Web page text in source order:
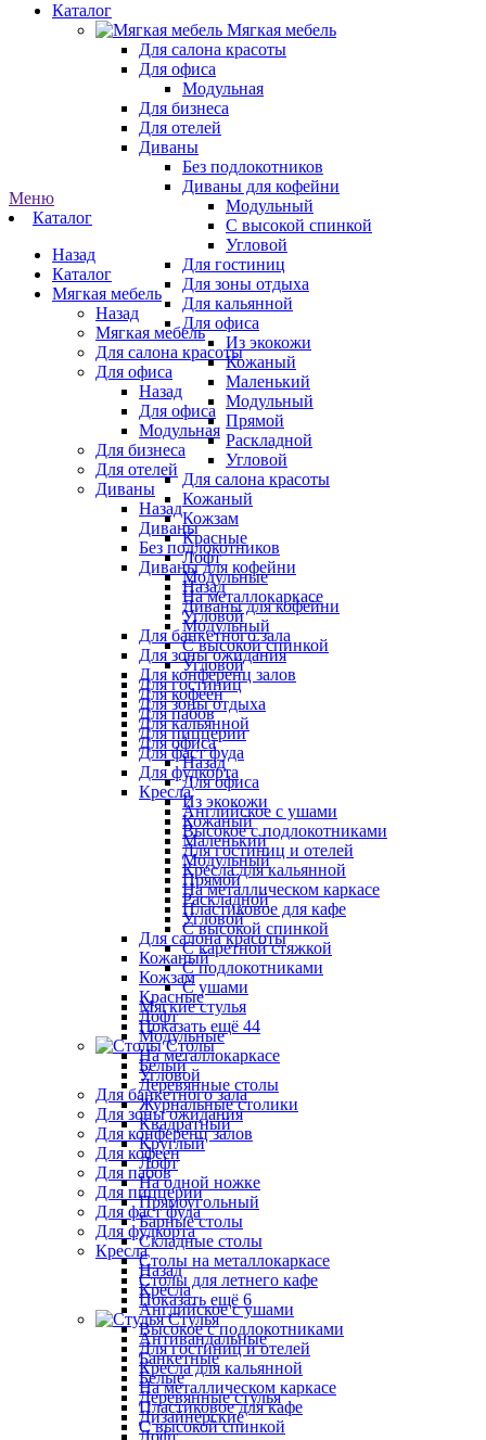
Каталог
Мягкая мебель
Для салона красоты
Для офиса
Модульная
Для бизнеса
Для отелей
Диваны
Без подлокотников
Диваны для кофейни
Модульный
С высокой спинкой
Угловой
Для гостиниц
Для зоны отдыха
Для кальянной
Для офиса
Из экокожи
Кожаный
Маленький
Модульный
Прямой
Раскладной
Угловой
Для салона красоты
Кожаный
Кожзам
Красные
Лофт
Модульные
На металлокаркасе
Угловой
Для банкетного зала
Для зоны ожидания
Для конференц залов
Для кофеен
Для пабов
Для пиццерии
Для фаст фуда
Для фудкорта
Кресла
Английское с ушами
Высокое с подлокотниками
Для гостиниц и отелей
Кресла для кальянной
На металлическом каркасе
Пластиковое для кафе
С высокой спинкой
С каретной стяжкой
С подлокотниками
С ушами
Мягкие стулья
Показать ещё 44
Столы
Белый
Деревянные столы
Журнальные столики
Квадратный
Круглый
Лофт
На одной ножке
Прямоугольный
Барные столы
Складные столы
Столы на металлокаркасе
Столы для летнего кафе
Показать ещё 6
Стулья
Антивандальные
Банкетные
Белые
Деревянные стулья
Дизайнерские
Лофт
Меню
Каталог
Назад
Каталог
Мягкая мебель
Назад
Мягкая мебель
Для салона красоты
Для офиса
Назад
Для офиса
Модульная
Для бизнеса
Для отелей
Диваны
Назад
Диваны
Без подлокотников
Диваны для кофейни
Назад
Диваны для кофейни
Модульный
С высокой спинкой
Угловой
Для гостиниц
Для зоны отдыха
Для кальянной
Для офиса
Назад
Для офиса
Из экокожи
Кожаный
Маленький
Модульный
Прямой
Раскладной
Угловой
Для салона красоты
Кожаный
Кожзам
Красные
Лофт
Модульные
На металлокаркасе
Угловой
Для банкетного зала
Для зоны ожидания
Для конференц залов
Для кофеен
Для пабов
Для пиццерии
Для фаст фуда
Для фудкорта
Кресла
Назад
Кресла
Английское с ушами
Высокое с подлокотниками
Для гостиниц и отелей
Кресла для кальянной
На металлическом каркасе
Пластиковое для кафе
С высокой спинкой